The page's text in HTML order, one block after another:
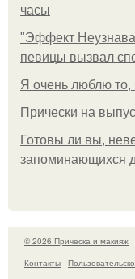
часы
"Эффект
певицы вызвал
Я очень люблю то,
Прически на
Готовы ли вы,
запоминающихся
© 2026 Прическа и макияж
Контакты